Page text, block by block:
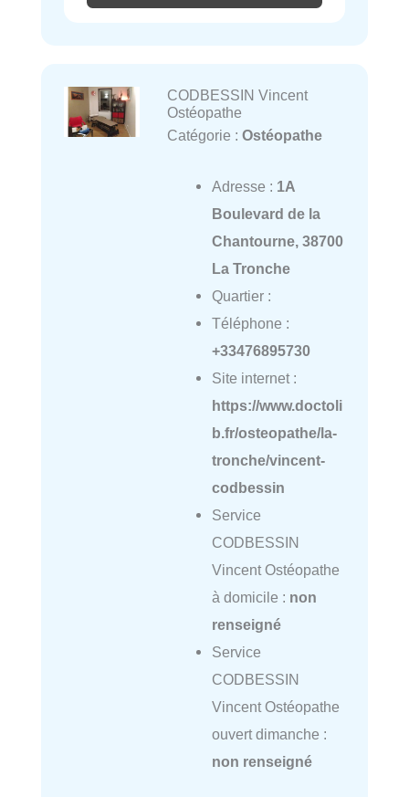
CODBESSIN Vincent
Ostéopathe
Catégorie : Ostéopathe
Adresse : 1A
Boulevard de la
Chantourne, 38700
La Tronche
Quartier :
Téléphone :
+33476895730
Site internet :
https://www.doctoli
b.fr/osteopathe/la-
tronche/vincent-
codbessin
Service
CODBESSIN
Vincent Ostéopathe
à domicile : non
renseigné
Service
CODBESSIN
Vincent Ostéopathe
ouvert dimanche :
non renseigné